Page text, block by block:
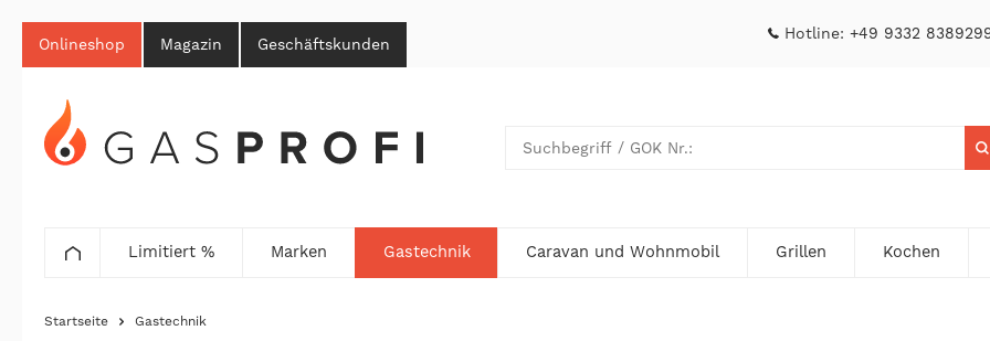
Onlineshop Magazin Geschäftskunden
Hotline: +49 9332
Limitiert % Marken Gastechnik Caravan und Wohnmobil Grillen Kochen
Startseite Gastechnik